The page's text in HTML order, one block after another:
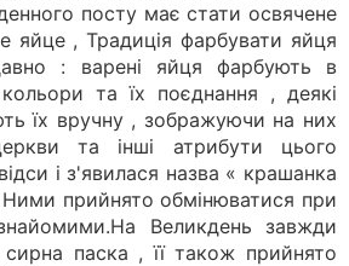
посту має стати освячене
яйце , Традиція фарбувати яйця
: варені яйця фарбують в
кольори та їх поєднання , деякі
їх вручну , зображуючи на них
та інші атрибути цього
і з'явилася назва « крашанка
прийнято обмінюватися при
Великдень завжди
паска , її також прийнято